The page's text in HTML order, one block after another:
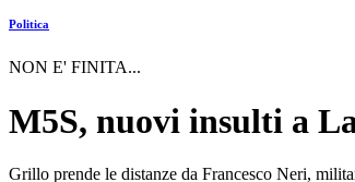
Politica
NON E' FINITA...
M5S, nuovi insulti a
Grillo prende le distanze da Francesco Neri,